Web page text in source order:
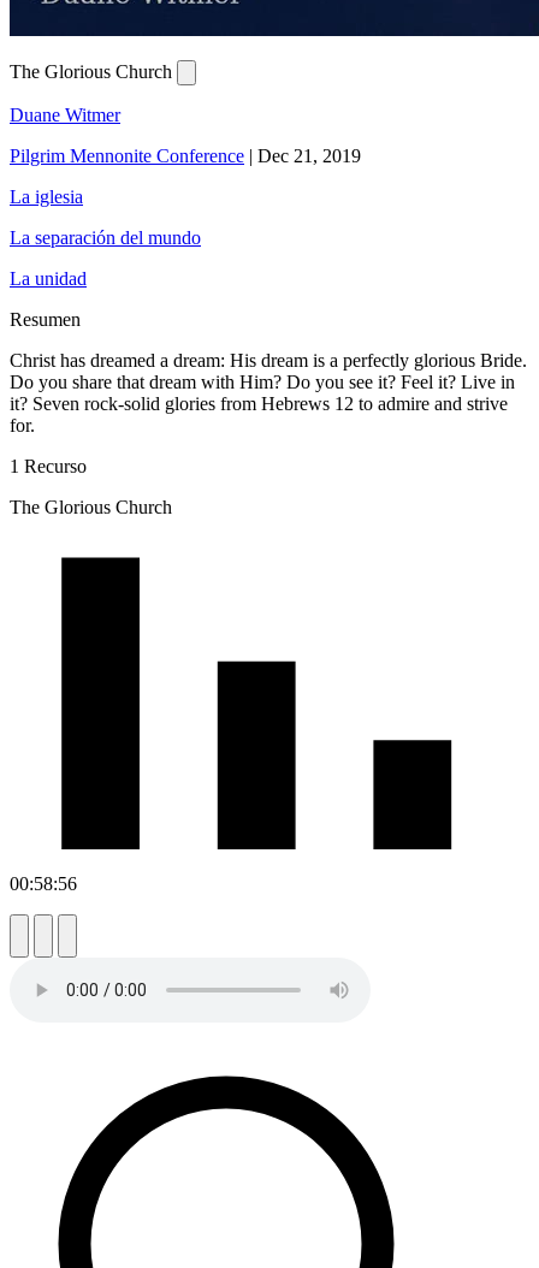
The Glorious Church
Duane Witmer
Pilgrim Mennonite Conference | Dec 21, 2019
La iglesia
La separación del mundo
La unidad
Resumen
Christ has dreamed a dream: His dream is a perfectly glorious Bride.
Do you share that dream with Him? Do you see it? Feel it? Live in
it? Seven rock-solid glories from Hebrews 12 to admire and strive
for.
1 Recurso
The Glorious Church
00:58:56